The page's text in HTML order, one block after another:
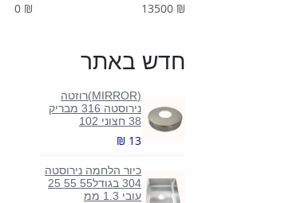
₪
13500
₪
0
חדש באתר
(MIRROR)רוזטה
נירוסטה 316 מבריק
38 חצוני 102
₪ 13
כיור הלחמה נירוסטה
304 בגודל55 55 25
עובי 1.3 ממ